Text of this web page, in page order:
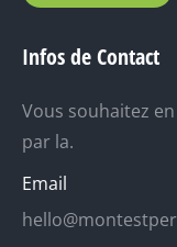
Infos de Contact
Vous souhaitez
par la.
Email